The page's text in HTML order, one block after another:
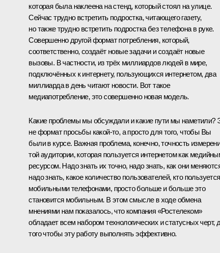
которая была наклеена на стенд, который стоял на улице.
Сейчас трудно встретить подростка, читающего газету,
но также трудно встретить подростка без телефона в руке.
Совершенно другой формат потребления, который,
соответственно, создаёт новые задачи и создаёт новые
вызовы. В частности, из трёх миллиардов людей в мире,
подключённых к интернету, пользующихся интернетом, два
миллиарда в день читают новости. Вот такое
медиапотребление, это совершенно новая модель.
Какие проблемы мы обсуждали и какие пути мы наметили?
не формат просьбы какой‑то, а просто для того, чтобы Вы
были в курсе. Важная проблема, конечно, точность
той аудитории, которая пользуется интернетом как
ресурсом. Надо знать их точно, надо знать, как они
надо знать, какое количество пользователей, кто пользуется
мобильными телефонами, просто больше и больше это
становится мобильным. В этом смысле в ходе обмена
мнениями нам показалось, что компания «Ростелеком»
обладает всем набором технологических и статусных черт,
того чтобы эту работу выполнять эффективно.